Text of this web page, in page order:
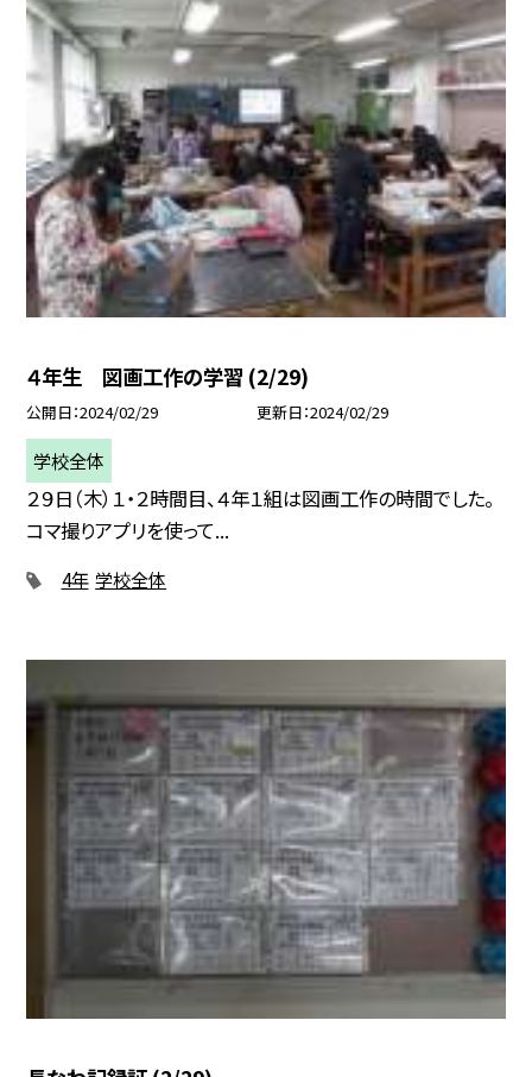
４年生 図画工作の学習 (2/29)
公開日 2024/02/29 更新日 2024/02/29
学校全体
２９日（木）１・２時間目、４年１組は図画工作の時間でした。
コマ撮りアプリを使って...
4年 学校全体